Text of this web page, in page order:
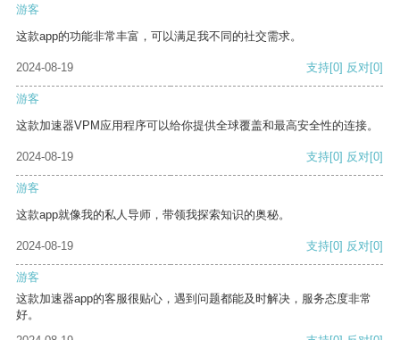
游客
这款app的功能非常丰富，可以满足我不同的社交需求。
2024-08-19 支持[0] 反对[0]
游客
这款加速器VPM应用程序可以给你提供全球覆盖和最高安全性的连接。
2024-08-19 支持[0] 反对[0]
游客
这款app就像我的私人导师，带领我探索知识的奥秘。
2024-08-19 支持[0] 反对[0]
游客
这款加速器app的客服很贴心，遇到问题都能及时解决，服务态度非常
好。